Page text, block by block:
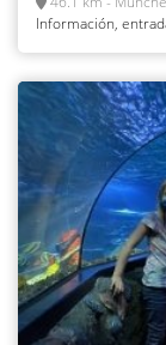
Información,